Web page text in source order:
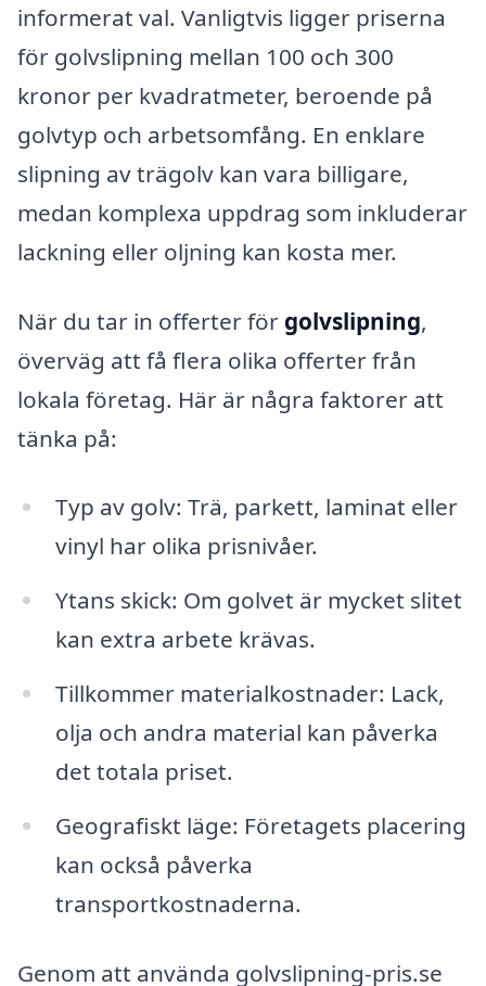
informerat val. Vanligtvis ligger priserna
för golvslipning mellan 100 och 300
kronor per kvadratmeter, beroende på
golvtyp och arbetsomfång. En enklare
slipning av trägolv kan vara billigare,
medan komplexa uppdrag som inkluderar
lackning eller oljning kan kosta mer.
När du tar in offerter för golvslipning,
överväg att få flera olika offerter från
lokala företag. Här är några faktorer att
tänka på:
Typ av golv: Trä, parkett, laminat eller
vinyl har olika prisnivåer.
Ytans skick: Om golvet är mycket slitet
kan extra arbete krävas.
Tillkommer materialkostnader: Lack,
olja och andra material kan påverka
det totala priset.
Geografiskt läge: Företagets placering
kan också påverka
transportkostnaderna.
Genom att använda golvslipning-pris.se